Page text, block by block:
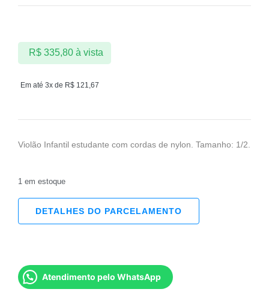
Em até 3x de R$ 121,67
R$335,80 à vista
Violão Infantil estudante com cordas de nylon. Tamanho: 1/2.
1 em estoque
DETALHES DO PARCELAMENTO
Atendimento pelo WhatsApp